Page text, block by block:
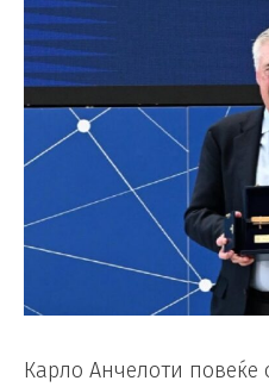
Карло Анчелоти повеќе